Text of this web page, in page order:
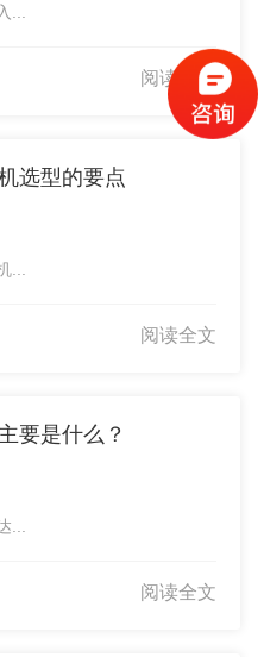
...
阅读全文
选型的要点
...
阅读全文
要是什么？
...
阅读全文